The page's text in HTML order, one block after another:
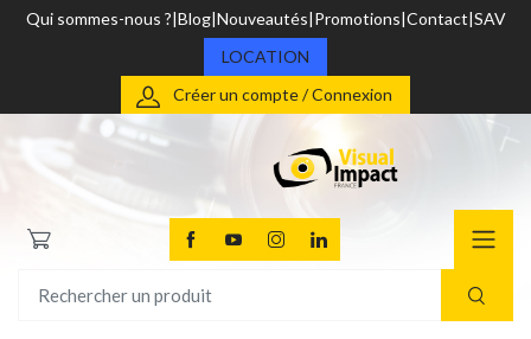
Qui sommes-nous ? Blog Nouveautés Promotions Contact SAV
LOCATION
Créer un compte / Connexion